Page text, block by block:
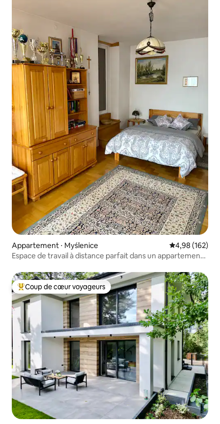
Appartement ⋅ Myślenice Évaluation
4,98 (162)
Espace de travail à distance parfait dans un appartement
Coups de cœur voyageurs les plus appréciés
Coup de cœur voyageurs